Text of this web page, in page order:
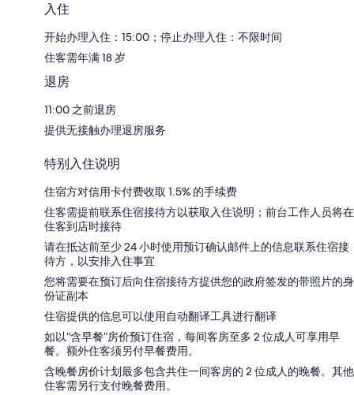
入住
开始办理入住：15:00；停止办理入住：不限时间
住客需年满 18 岁
退房
11:00 之前退房
提供无接触办理退房服务
特别入住说明
住宿方对信用卡付费收取 1.5% 的手续费
住客需提前联系住宿接待方以获取入住说明；前台工作人员将在
住客到店时接待
请在抵达前至少 24 小时使用预订确认邮件上的信息联系住宿接
待方，以安排入住事宜
您将需要在预订后向住宿接待方提供您的政府签发的带照片的身
份证副本
住宿提供的信息可以使用自动翻译工具进行翻译
如以“含早餐”房价预订住宿，每间客房至多 2 位成人可享用早
餐。额外住客须另付早餐费用。
含晚餐房价计划最多包含共住一间客房的 2 位成人的晚餐。其他
住客需另行支付晚餐费用。